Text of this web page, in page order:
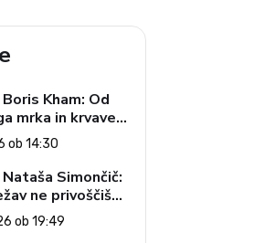
Kham: Od
mrka in krvave
vesolju (Vroča
8. 2026)
ob 14:30
Simončič:
ne privoščiš
tema, 30.
ob 19:49